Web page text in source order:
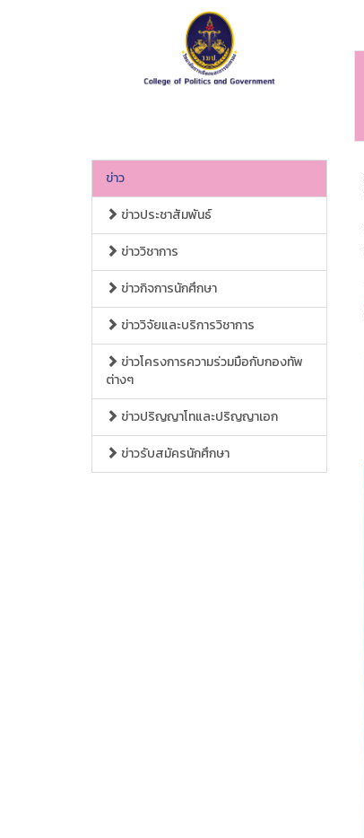
ข่าว
ข่าวประชาสัมพันธ์
ข่าววิชาการ
ข่าวกิจการนักศึกษา
ข่าววิจัยและบริการวิชาการ
ข่าวโครงการความร่วมมือกับกองทัพ
ต่างๆ
ข่าวปริญญาโทและปริญญาเอก
ข่าวรับสมัครนักศึกษา